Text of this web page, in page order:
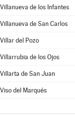
Villanueva de los Infantes
Villanueva de San Carlos
Villar del Pozo
Villarrubia de los Ojos
Villarta de San Juan
Viso del Marqués